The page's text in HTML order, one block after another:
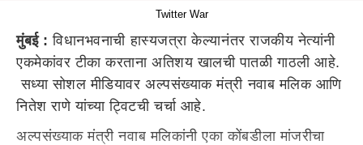
Twitter War
मुंबई : विधानभवनाची हास्यजत्रा केल्यानंतर राजकीय नेत्यांनी
एकमेकांवर टीका करताना अतिशय खालची पातळी गाठली आहे.
सध्या सोशल मीडियावर अल्पसंख्याक मंत्री नवाब मलिक आणि
नितेश राणे यांच्या ट्विटची चर्चा आहे.
अल्पसंख्याक मंत्री नवाब मलिकांनी एका कोंबडीला मांजरीचा